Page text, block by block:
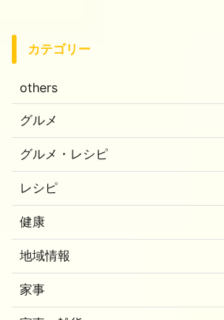
カテゴリー
others
グルメ
グルメ・レシピ
レシピ
健康
地域情報
家事